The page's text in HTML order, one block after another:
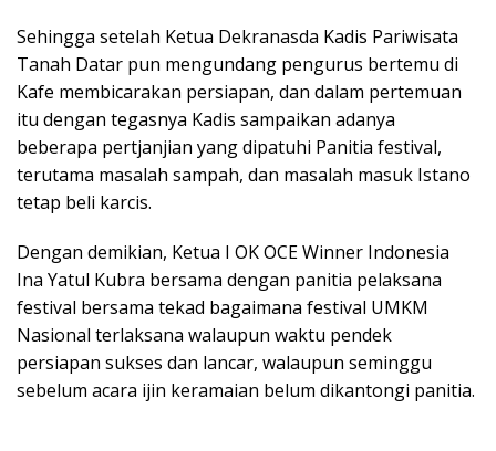
Sehingga setelah Ketua Dekranasda Kadis Pariwisata
Tanah Datar pun mengundang pengurus bertemu di
Kafe membicarakan persiapan, dan dalam pertemuan
itu dengan tegasnya Kadis sampaikan adanya
beberapa pertjanjian yang dipatuhi Panitia festival,
terutama masalah sampah, dan masalah masuk Istano
tetap beli karcis.
Dengan demikian, Ketua I OK OCE Winner Indonesia
Ina Yatul Kubra bersama dengan panitia pelaksana
festival bersama tekad bagaimana festival UMKM
Nasional terlaksana walaupun waktu pendek
persiapan sukses dan lancar, walaupun seminggu
sebelum acara ijin keramaian belum dikantongi panitia.